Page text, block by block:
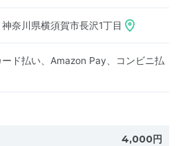
神奈川県横須賀市長沢1丁目
ド払い、Amazon Pay、コンビニ払
4,000円